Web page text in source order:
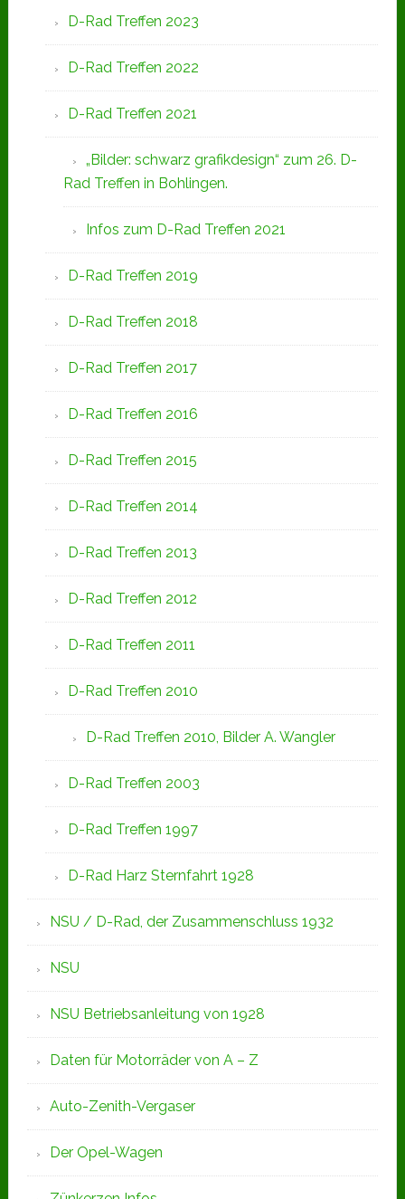
D-Rad Treffen 2023
D-Rad Treffen 2022
D-Rad Treffen 2021
„Bilder: schwarz grafikdesign“ zum 26. D-
Rad Treffen in Bohlingen.
Infos zum D-Rad Treffen 2021
D-Rad Treffen 2019
D-Rad Treffen 2018
D-Rad Treffen 2017
D-Rad Treffen 2016
D-Rad Treffen 2015
D-Rad Treffen 2014
D-Rad Treffen 2013
D-Rad Treffen 2012
D-Rad Treffen 2011
D-Rad Treffen 2010
D-Rad Treffen 2010, Bilder A. Wangler
D-Rad Treffen 2003
D-Rad Treffen 1997
D-Rad Harz Sternfahrt 1928
NSU / D-Rad, der Zusammenschluss 1932
NSU
NSU Betriebsanleitung von 1928
Daten für Motorräder von A – Z
Auto-Zenith-Vergaser
Der Opel-Wagen